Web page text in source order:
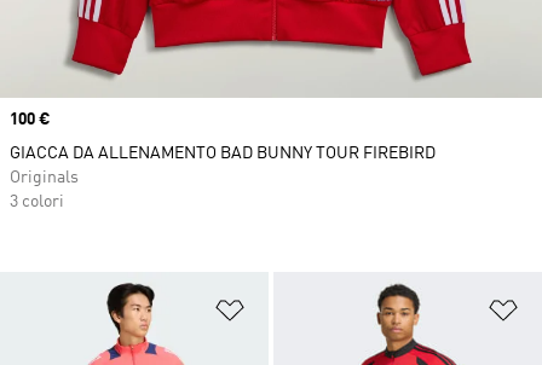
Aggiungi alla lista dei desideri
Price
100 €
GIACCA DA ALLENAMENTO BAD BUNNY TOUR FIREBIRD
Originals
3 colori